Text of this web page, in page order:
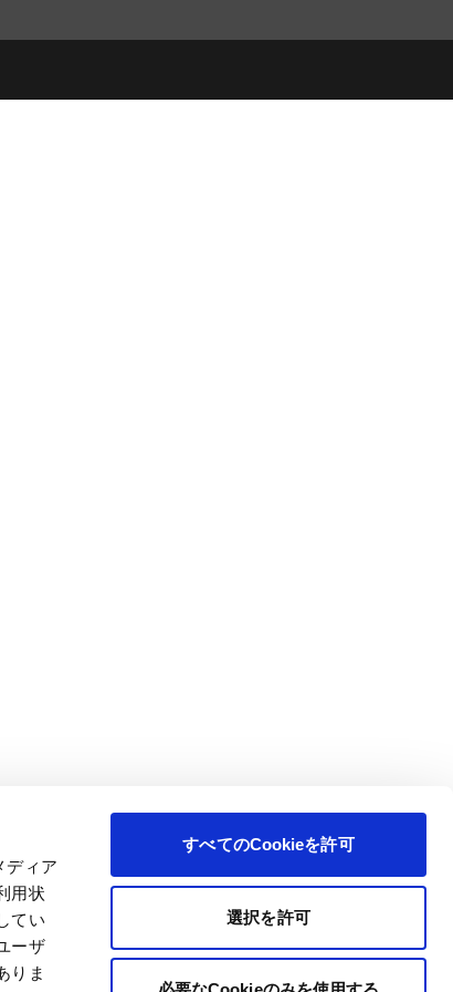
ディア
用状
てい
ーザ
りま
すべてのCookieを許可
選択を許可